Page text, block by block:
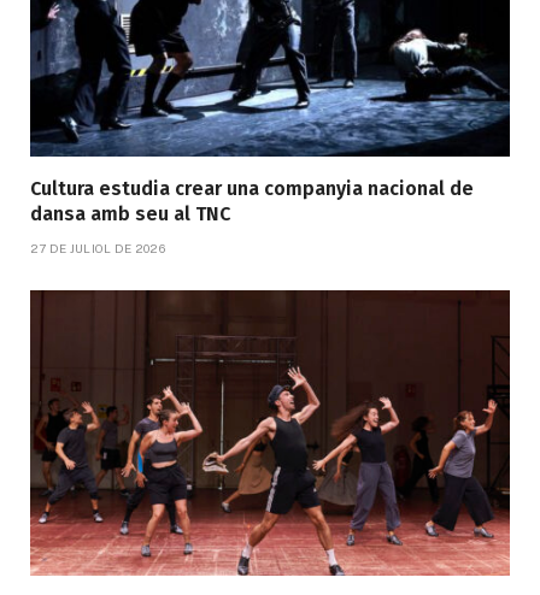
Cultura estudia crear una companyia nacional de
dansa amb seu al TNC
27 DE JULIOL DE 2026